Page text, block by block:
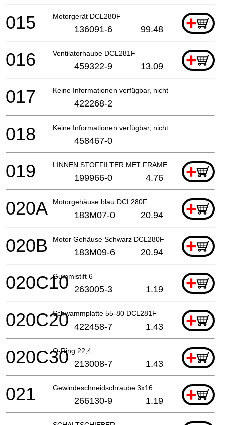
Motorgerät DCL280F +
015 136091-6 99.48
Ventilatorhaube DCL281F +
016 459322-9 13.09
Keine Informationen verfügbar, nicht bestellbar
017 422268-2
Keine Informationen verfügbar, nicht bestellbar
018 458467-0
LINNEN STOFFILTER MET FRAME +
019 199966-0 4.76
Motorgehäuse blau DCL280F +
020A 183M07-0 20.94
Motor Gehäuse Schwarz DCL280F +
020B 183M09-6 20.94
Gummistift 6 +
020C10 263005-3 1.19
Schwammplatte 55-80 DCL281F +
020C20 422458-7 1.43
O-Ring 22,4 +
020C30 213008-7 1.43
Gewindeschneidschraube 3x16 +
021 266130-9 1.19